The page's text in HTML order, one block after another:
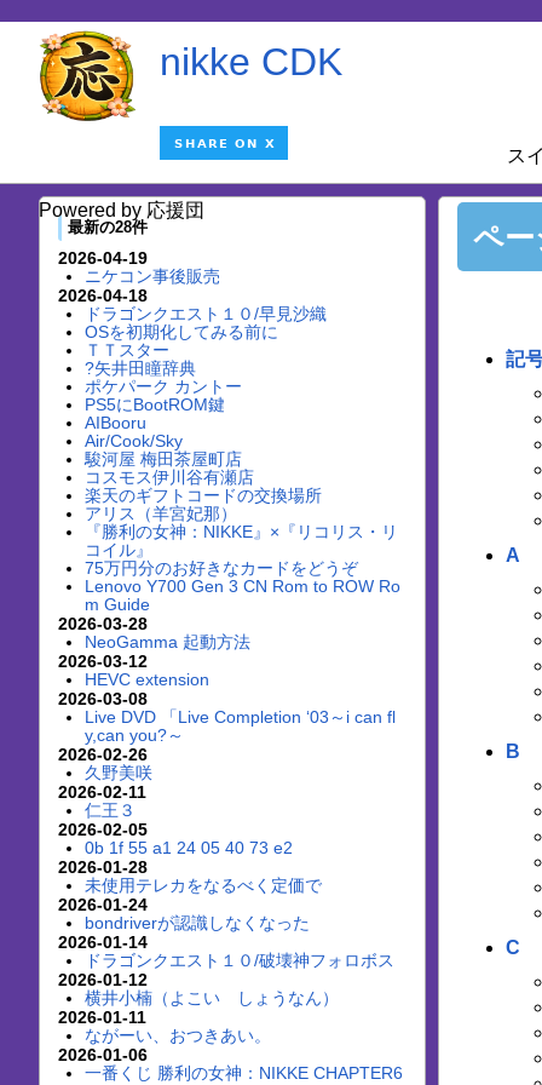
nikke CDK
Powered by 応援団
ス
ペー
記
A
B
C
最新の28件
2026-04-19
ニケコン事後販売
2026-04-18
ドラゴンクエスト１０/早見沙織
OSを初期化してみる前に
ＴＴスター
?矢井田瞳辞典
ポケパーク カントー
PS5にBootROM鍵
AIBooru
Air/Cook/Sky
駿河屋 梅田茶屋町店
コスモス伊川谷有瀬店
楽天のギフトコードの交換場所
アリス（羊宮妃那）
『勝利の女神：NIKKE』×『リコリス・リ
コイル』
75万円分のお好きなカードをどうぞ
Lenovo Y700 Gen 3 CN Rom to ROW Ro
m Guide
2026-03-28
NeoGamma 起動方法
2026-03-12
HEVC extension
2026-03-08
Live DVD 「Live Completion ‘03～i can fl
y,can you?～
2026-02-26
久野美咲
2026-02-11
仁王３
2026-02-05
0b 1f 55 a1 24 05 40 73 e2
2026-01-28
未使用テレカをなるべく定価で
2026-01-24
bondriverが認識しなくなった
2026-01-14
ドラゴンクエスト１０/破壊神フォロボス
2026-01-12
横井小楠（よこい しょうなん）
2026-01-11
ながーい、おつきあい。
2026-01-06
一番くじ 勝利の女神：NIKKE CHAPTER6